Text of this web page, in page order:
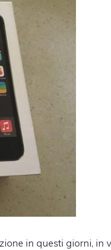
in questi giorni, in